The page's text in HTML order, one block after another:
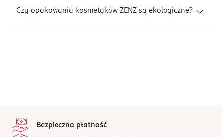
Czy opakowania kosmetyków ZENZ są ekologiczne?
Bezpieczna płatność